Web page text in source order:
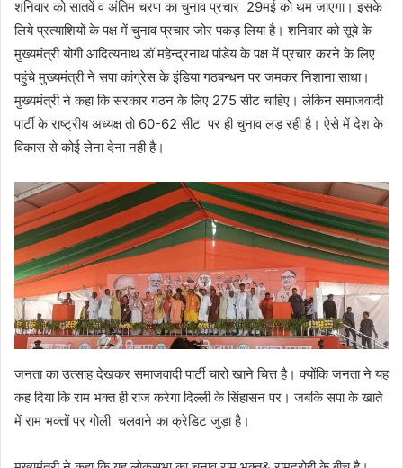
शनिवार को सातवें व अंतिम चरण का चुनाव प्रचार 29मई को थम जाएगा। इसके
लिये प्रत्याशियों के पक्ष में चुनाव प्रचार जोर पकड़ लिया है। शनिवार को सूबे के
मुख्यमंत्री योगी आदित्यनाथ डॉ महेन्द्रनाथ पांडेय के पक्ष में प्रचार करने के लिए
पहुंचे मुख्यमंत्री ने सपा कांग्रेस के इंडिया गठबन्धन पर जमकर निशाना साधा।
मुख्यमंत्री ने कहा कि सरकार गठन के लिए 275 सीट चाहिए। लेकिन समाजवादी
पार्टी के राष्ट्रीय अध्यक्ष तो 60-62 सीट पर ही चुनाव लड़ रही है। ऐसे में देश के
विकास से कोई लेना देना नही है।
जनता का उत्साह देखकर समाजवादी पार्टी चारो खाने चित्त है। क्योंकि जनता ने यह
कह दिया कि राम भक्त ही राज करेगा दिल्ली के सिंहासन पर। जबकि सपा के खाते
में राम भक्तों पर गोली चलवाने का क्रेडिट जुड़ा है।